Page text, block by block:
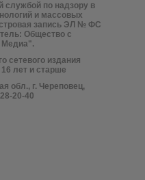
службой по надзору в
и массовых
запись ЭЛ № ФС
Общество с
Медиа".
сетевого издания
лет и старше
обл., г. Череповец,
20-40